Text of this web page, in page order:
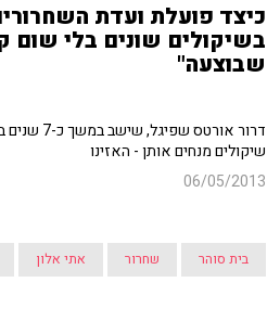
כיצד פועלת ועדת
בשיקולים שונים בלי שום
שבוצעה"
דרור
שיקולים מנחים אותן - האזינו
06/05/2013
בית סוהר שחרור אתי אלון